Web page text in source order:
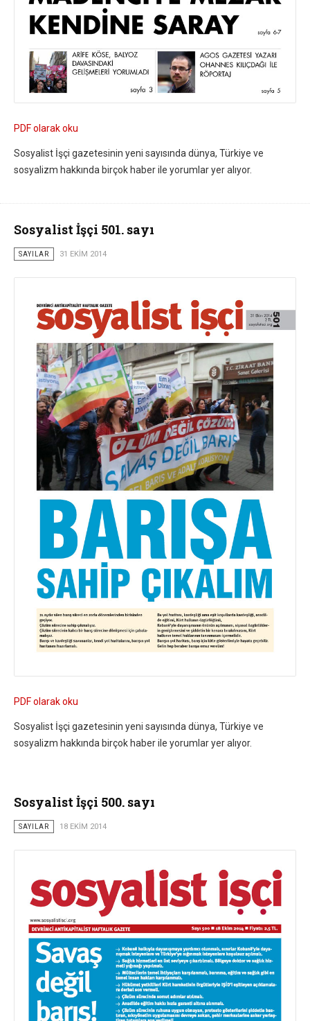
PDF olarak oku
Sosyalist İşçi gazetesinin yeni sayısında dünya, Türkiye ve
sosyalizm hakkında birçok haber ile yorumlar yer alıyor.
Sosyalist İşçi 501. sayı
SAYILAR 31 EKIM 2014
PDF olarak oku
Sosyalist İşçi gazetesinin yeni sayısında dünya, Türkiye ve
sosyalizm hakkında birçok haber ile yorumlar yer alıyor.
Sosyalist İşçi 500. sayı
SAYILAR 18 EKIM 2014